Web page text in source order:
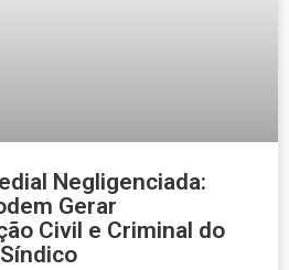
Negligenciada:
Gerar
Civil e Criminal do